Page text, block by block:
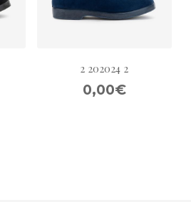
2 202024 2
0,00€